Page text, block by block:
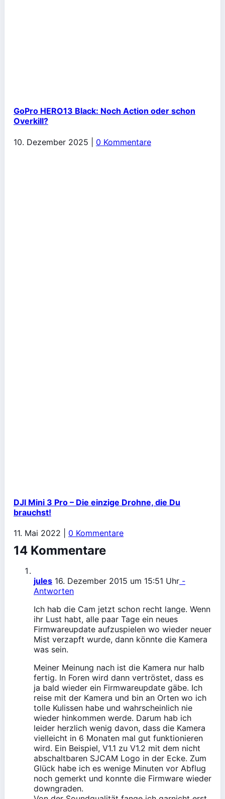
GoPro HERO13 Black: Noch Action oder schon
Overkill?
10. Dezember 2025 0 Kommentare
DJI Mini 3 Pro – Die einzige Drohne, die Du
brauchst!
11. Mai 2022 0 Kommentare
14 Kommentare
jules 16. Dezember 2015 um 15:51 Uhr -
Antworten
Ich hab die Cam jetzt schon recht lange. Wenn
ihr Lust habt, alle paar Tage ein neues
Firmwareupdate aufzuspielen wo wieder neuer
Mist verzapft wurde, dann könnte die Kamera
was sein.
Meiner Meinung nach ist die Kamera nur halb
fertig. In Foren wird dann vertröstet, dass es
ja bald wieder ein Firmwareupdate gäbe. Ich
reise mit der Kamera und bin an Orten wo ich
tolle Kulissen habe und wahrscheinlich nie
wieder hinkommen werde. Darum hab ich
leider herzlich wenig davon, dass die Kamera
vielleicht in 6 Monaten mal gut funktionieren
wird. Ein Beispiel, V1.1 zu V1.2 mit dem nicht
abschaltbaren SJCAM Logo in der Ecke. Zum
Glück habe ich es wenige Minuten vor Abflug
noch gemerkt und konnte die Firmware wieder
downgraden.